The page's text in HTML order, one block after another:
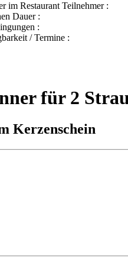
im Restaurant Teilnehmer :
Dauer :
:
/ Termine :
für 2
Kerzenschein